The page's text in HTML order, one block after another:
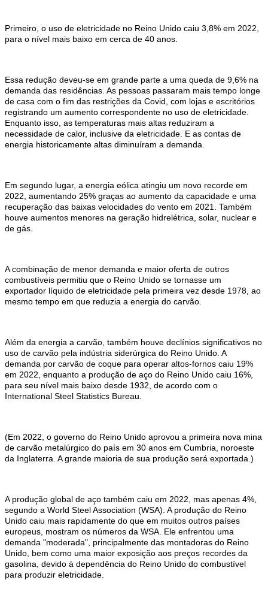
Primeiro, o uso de eletricidade no Reino Unido caiu 3,8% em 2022,
para o nível mais baixo em cerca de 40 anos.
Essa redução deveu-se em grande parte a uma queda de 9,6% na
demanda das residências. As pessoas passaram mais tempo longe
de casa com o fim das restrições da Covid, com lojas e escritórios
registrando um aumento correspondente no uso de eletricidade.
Enquanto isso, as temperaturas mais altas reduziram a
necessidade de calor, inclusive da eletricidade. E as contas de
energia historicamente altas diminuíram a demanda.
Em segundo lugar, a energia eólica atingiu um novo recorde em
2022, aumentando 25% graças ao aumento da capacidade e uma
recuperação das baixas velocidades do vento em 2021. Também
houve aumentos menores na geração hidrelétrica, solar, nuclear e
de gás.
A combinação de menor demanda e maior oferta de outros
combustíveis permitiu que o Reino Unido se tornasse um
exportador líquido de eletricidade pela primeira vez desde 1978, ao
mesmo tempo em que reduzia a energia do carvão.
Além da energia a carvão, também houve declínios significativos no
uso de carvão pela indústria siderúrgica do Reino Unido. A
demanda por carvão de coque para operar altos-fornos caiu 19%
em 2022, enquanto a produção de aço do Reino Unido caiu 16%,
para seu nível mais baixo desde 1932, de acordo com o
International Steel Statistics Bureau.
(Em 2022, o governo do Reino Unido aprovou a primeira nova mina
de carvão metalúrgico do país em 30 anos em Cumbria, noroeste
da Inglaterra. A grande maioria de sua produção será exportada.)
A produção global de aço também caiu em 2022, mas apenas 4%,
segundo a World Steel Association (WSA). A produção do Reino
Unido caiu mais rapidamente do que em muitos outros países
europeus, mostram os números da WSA. Ele enfrentou uma
demanda "moderada", principalmente das montadoras do Reino
Unido, bem como uma maior exposição aos preços recordes da
gasolina, devido à dependência do Reino Unido do combustível
para produzir eletricidade.